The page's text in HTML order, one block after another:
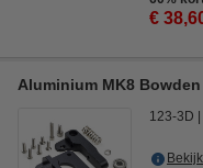
€
Aluminium MK8
123-3D